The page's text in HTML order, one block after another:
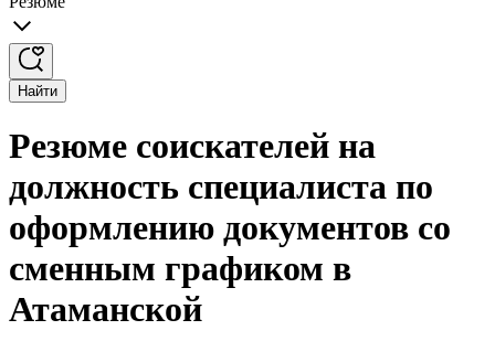
Найти
Резюме соискателей на
должность специалиста по
оформлению документов со
сменным графиком в
Атаманской